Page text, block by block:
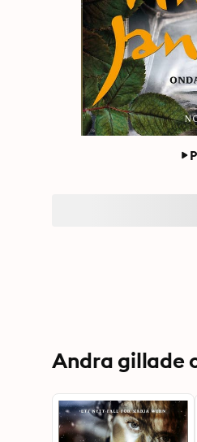
Andra gillade